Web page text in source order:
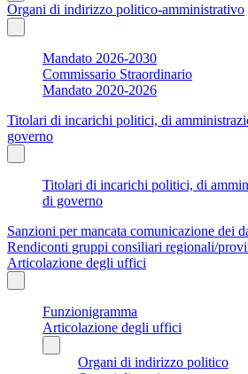
Organi di indirizzo politico-amministrativo
Mandato 2026-2030
Commissario Straordinario
Mandato 2020-2026
Titolari di incarichi politici, di
governo
Titolari di incarichi politici, di
di governo
Sanzioni per mancata comunicazione dei
Rendiconti gruppi consiliari regionali/
Articolazione degli uffici
Funzionigramma
Articolazione degli uffici
Organi di indirizzo politico